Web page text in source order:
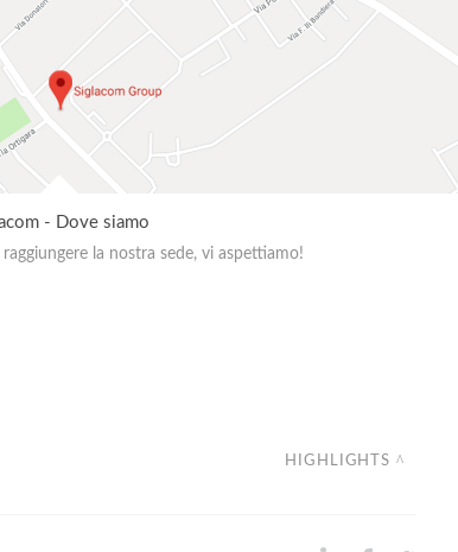
- Dove siamo
la nostra sede, vi aspettiamo!
HIGHLIGHTS